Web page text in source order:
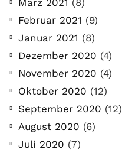
März 2021 (8)
Februar 2021 (9)
Januar 2021 (8)
Dezember 2020 (4)
November 2020 (4)
Oktober 2020 (12)
September 2020 (12)
August 2020 (6)
Juli 2020 (7)